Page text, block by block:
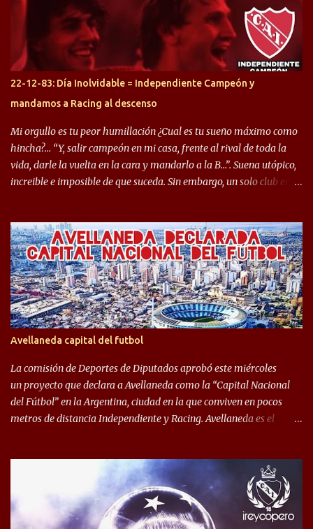
gran manera, convirtiendo goles importantes, sobre todo en la
copa sudamericana. Pero no sucedió lo mismo en cuanto al
rendimiento que ha producido en el Rojo. Pasando a jugadores que
jugaron en Defensa y ahora están en el rojo, tenemos a la dupla
Gastón Togni y Domingo Blanco, donde ambos explotaron
futbolísticamente hablando en el equipo de Varela, donde, por
ejemplo, el caso de Mingo llego a ser tenido en cuenta para el
Seleccionado Argentino, rendimiento que aún no ha logrado
mostrar en Independiente. En e...
22-12-83: Día Inolvidable = Independiente Campeón y
mandamos a Racing al descenso
Mi orgullo es tu peor humillación ¿Cual es tu sueño máximo como
hincha?… “Y, salir campeón en mi casa, frente al rival de toda la
vida, darle la vuelta en la cara y mandarlo a la B…”. Suena utópico,
increible e imposible de que suceda. Sin embargo, un solo club en el
campeonato del '83 año consagratorio para el Rojo y, por el otro, el
haber mandado al descenso a su eterno rival. 22 de diciembre de
1983 es una fecha que pocos hinchas de Independiente pueden
dejar en el olvido. Es que ese día, el "Rojo" derrotó a Racing por 2 a
0, se consagró campeón y, además, mandó al descenso a su eterno
rival. El clásico de Avellaneda marcó el epílogo del campeonato,
algo totalmente inusual para estas épocas, donde la violencia no
permite encuentros de riesgo sobre el final de los torneos. En la
década del ochenta y con una democracia flo...
Avellaneda capital del futbol
La comisión de Deportes de Diputados aprobó este miércoles
un proyecto que declara a Avellaneda como la “Capital Nacional
del Fútbol” en la Argentina, ciudad en la que conviven en pocos
metros de distancia Independiente y Racing. Avellaneda es el
Libertadores de América) los distancian solo 150 metros. Por ello
son protagonistas de un clásico de los más picantes del fútbol
argentino. De ella también forma parte Arsenal, equipo que
transitó por la primera división del fútbol local durante muchos